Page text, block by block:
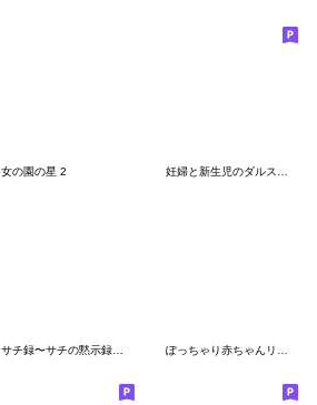
女の園の星 2
サチ録〜サチの黙示録〜(茶んた) ぽっちゃり赤ちゃんリクエスト総集編